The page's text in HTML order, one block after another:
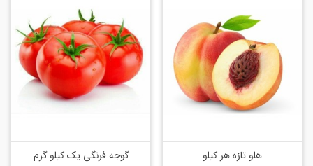
هلو تازه هر کیلو گوجه فرنگی یک کیلو گرم